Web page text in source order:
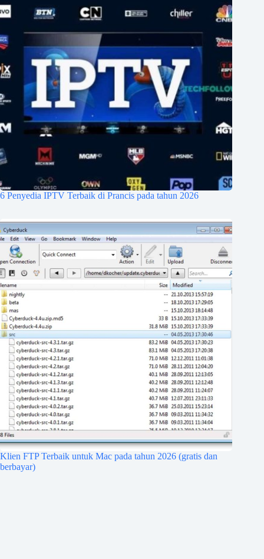
6 Penyedia IPTV Terbaik di Prancis pada tahun 2026
Klien FTP Terbaik untuk Mac pada tahun 2026 (gratis dan
berbayar)